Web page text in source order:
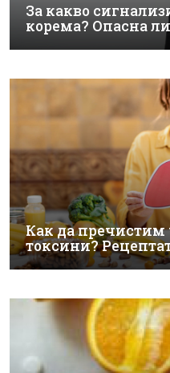
За какво
корема? Опасна
Как да пречистим
токсини?